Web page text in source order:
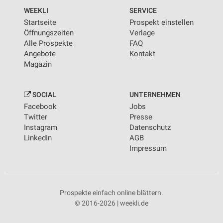
WEEKLI
Startseite
Öffnungszeiten
Alle Prospekte
Angebote
Magazin
SERVICE
Prospekt einstellen
Verlage
FAQ
Kontakt
SOCIAL
Facebook
Twitter
Instagram
LinkedIn
UNTERNEHMEN
Jobs
Presse
Datenschutz
AGB
Impressum
Prospekte einfach online blättern.
© 2016-2026 | weekli.de